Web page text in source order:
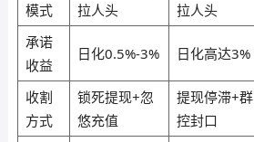
模式
拉人头
拉人头
承诺
收益
日化0.5%-3% 日化高达3%
收割
方式
锁死提现+忽
悠充值
提现停滞+群
控封口